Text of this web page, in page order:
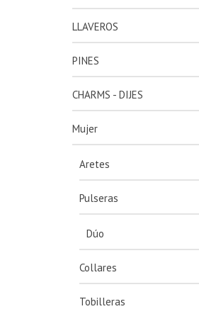
LLAVEROS
PINES
CHARMS - DIJES
Mujer
Aretes
Pulseras
Dúo
Collares
Tobilleras